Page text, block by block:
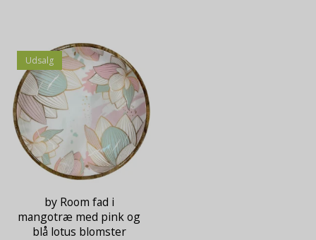
Udsalg
by Room fad i
mangotræ med pink og
blå lotus blomster